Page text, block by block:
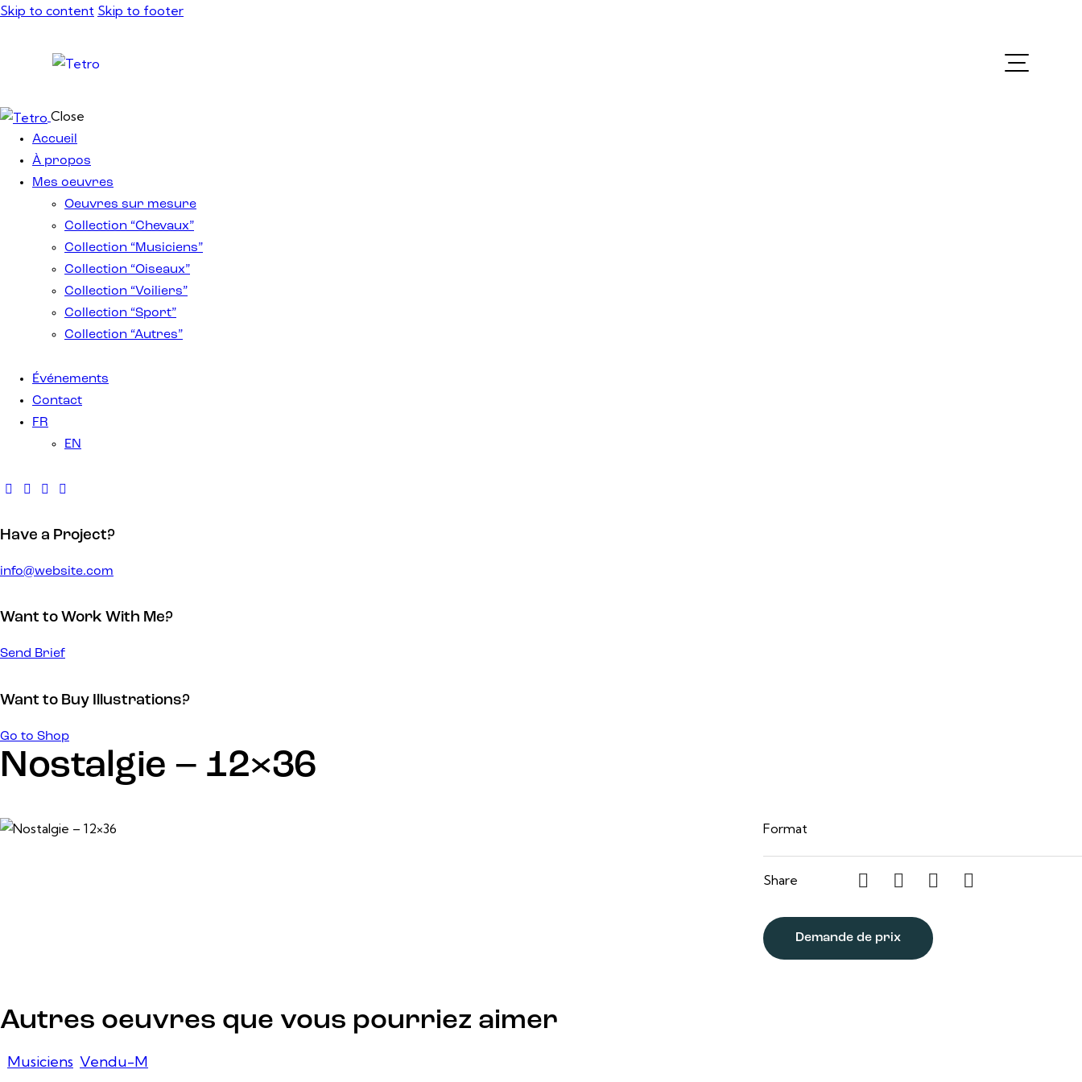
Skip to content Skip to footer
Close
Accueil
À propos
Mes oeuvres
Oeuvres sur mesure
Collection “Chevaux”
Collection “Musiciens”
Collection “Oiseaux”
Collection “Voiliers”
Collection “Sport”
Collection “Autres”
Événements
Contact
FR
EN
Have a Project?
info@website.com
Want to Work With Me?
Send Brief
Want to Buy Illustrations?
Go to Shop
Nostalgie – 12×36
Format
Share
Demande de prix
Autres oeuvres que vous pourriez aimer
Musiciens Vendu-M